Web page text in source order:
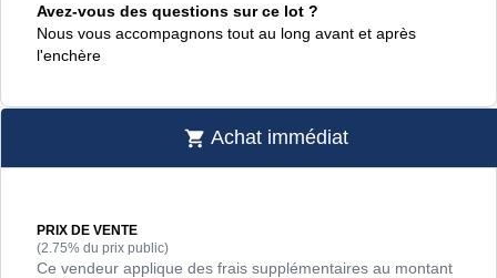
Avez-vous des questions sur ce lot ?
Nous vous accompagnons tout au long avant et après
l'enchère
Achat immédiat
PRIX DE VENTE
(2.75% du prix public)
Ce vendeur applique des frais supplémentaires au montant